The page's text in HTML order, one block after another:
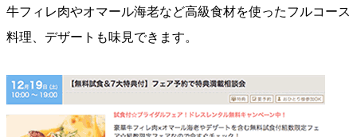
牛フィレ肉やオマール海老など高級食材を使ったフルコース
料理、デザートも味見できます。